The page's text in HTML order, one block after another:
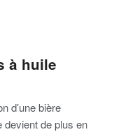
à huile
d’une bière
devient de plus en